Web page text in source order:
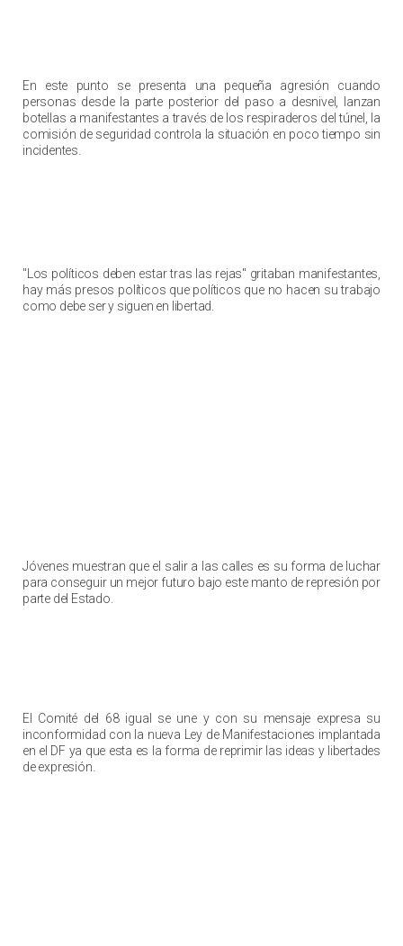
En este punto se presenta una pequeña agresión cuando
personas desde la parte posterior del paso a desnivel, lanzan
botellas a manifestantes a través de los respiraderos del túnel, la
comisión de seguridad controla la situación en poco tiempo sin
incidentes.
"Los políticos deben estar tras las rejas" gritaban manifestantes,
hay más presos políticos que políticos que no hacen su trabajo
como debe ser y siguen en libertad.
Jóvenes muestran que el salir a las calles es su forma de luchar
para conseguir un mejor futuro bajo este manto de represión por
parte del Estado.
El Comité del 68 igual se une y con su mensaje expresa su
inconformidad con la nueva Ley de Manifestaciones implantada
en el DF ya que esta es la forma de reprimir las ideas y libertades
de expresión.